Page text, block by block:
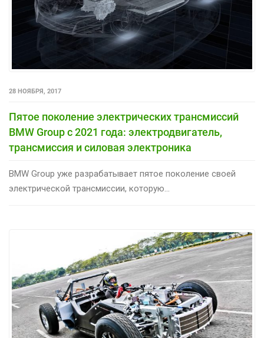
28 НОЯБРЯ, 2017
Пятое поколение электрических трансмиссий
BMW Group с 2021 года: электродвигатель,
трансмиссия и силовая электроника
BMW Group уже разрабатывает пятое поколение своей
электрической трансмиссии, которую...